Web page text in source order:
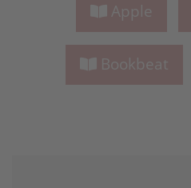
Apple
Bookbeat